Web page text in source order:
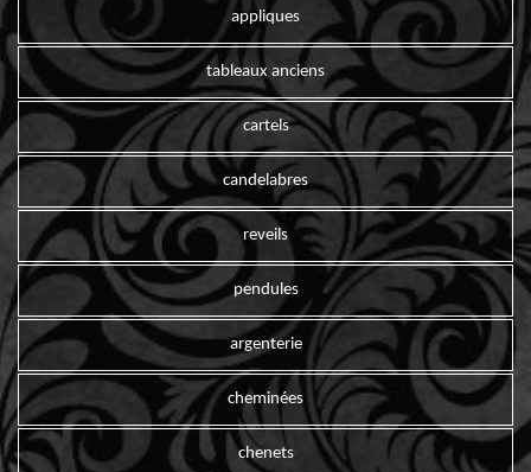
appliques
tableaux anciens
cartels
candelabres
reveils
pendules
argenterie
cheminées
chenets